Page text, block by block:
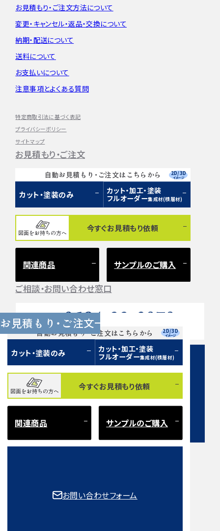
お見積もり・ご注文
自動お見積もり・ご注文はこちらから
カット・塗装のみ
カット・加工・塗装
フルオーダー集成材(積層材)
2D/3D
イメージ
図面をお持ちの方へ 今すぐお見積もり依頼
関連商品 サンプルのご購入
お問い合わせフォーム
お見積もり・ ご注文方法について
変更・キャンセル・返品・交換について
納期・配送について
送料について
お支払いについて
注意事項とよくある質問
特定商取引法に基づく表記
プライバシーポリシー
サイトマップ
お見積もり・ご注文
自動お見積もり・ご注文はこちらから
カット・塗装のみ
カット・加工・塗装
フルオーダー集成材(積層材)
2D/3D
イメージ
図面をお持ちの方へ 今すぐお見積もり依頼
関連商品 サンプルのご購入
ご相談・お問い合わせ窓口
Tel. 0584-33-2070
営業時間 9:00〜17:00（土日祝 定休）
お問い合わせフォーム